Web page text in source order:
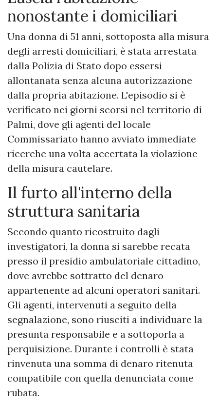
nonostante i domiciliari
Una donna di 51 anni, sottoposta alla misura
degli arresti domiciliari, è stata arrestata
dalla Polizia di Stato dopo essersi
allontanata senza alcuna autorizzazione
dalla propria abitazione. L'episodio si è
verificato nei giorni scorsi nel territorio di
Palmi, dove gli agenti del locale
Commissariato hanno avviato immediate
ricerche una volta accertata la violazione
della misura cautelare.
Il furto all'interno della
struttura sanitaria
Secondo quanto ricostruito dagli
investigatori, la donna si sarebbe recata
presso il presidio ambulatoriale cittadino,
dove avrebbe sottratto del denaro
appartenente ad alcuni operatori sanitari.
Gli agenti, intervenuti a seguito della
segnalazione, sono riusciti a individuare la
presunta responsabile e a sottoporla a
perquisizione. Durante i controlli è stata
rinvenuta una somma di denaro ritenuta
compatibile con quella denunciata come
rubata.